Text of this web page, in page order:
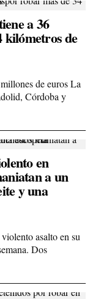
a 36
kilómetros de
de euros La
Córdoba y
en
a un
y una
asalto en su
Dos